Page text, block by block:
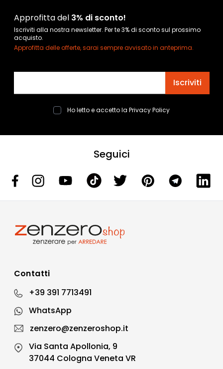
Approfitta del 3% di sconto!
Iscriviti alla nostra newsletter. Per te 3% di sconto sul prossimo
acquisto.
Approfitta delle offerte, sarai sempre avvisato in anteprima.
Iscriviti
Ho letto e accetto la Privacy Policy
Seguici
Contatti
+39 391 7713491
WhatsApp
zenzero@zenzeroshop.it
Via Santa Apollonia, 9
37044 Cologna Veneta VR